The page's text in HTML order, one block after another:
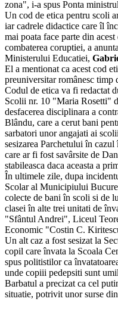
zona", i-a spus Ponta
Un cod de etica pentru scoli
iar cadrele didactice care îl
mai poata face parte din
combaterea coruptiei, a
Ministerului Educatiei,
El a mentionat ca acest cod
preuniversitar românesc timp
Codul de etica va fi redactat
Scolii nr. 10 "Maria Rosetti"
desfacerea disciplinara a
Blându, care a cerut bani
sarbatori unor angajati ai
sesizarea Parchetului în
care ar fi fost savârsite de
stabileasca daca aceasta a
În ultimele zile, dupa
Scolar al Municipiului
colecte de bani în scoli si de
clasei în alte trei unitati de
"Sfântul Andrei", Liceul
Economic "Costin C.
Un alt caz a fost sesizat la
copil care învata la Scoala
spus politistilor ca
unde copiii pedepsiti sunt
Barbatul a precizat ca cel
situatie, potrivit unor surse